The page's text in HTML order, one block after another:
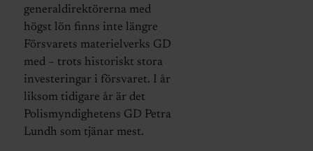
generaldirektörerna med
högst lön finns inte längre
Försvarets materielverks GD
med – trots historiskt stora
investeringar i försvaret. I år
liksom tidigare år är det
Polismyndighetens GD Petra
Lundh som tjänar mest.